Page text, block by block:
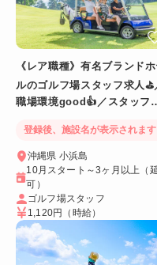
《レア職種》有名ブランド
ルのゴルフ場スタッフ求人⛳
職場環境good👍／スタッフ
登録後、施設名が表示されます
沖縄県 小浜島
10月スタート～3ヶ月以上（
可）
ゴルフ場スタッフ
1,120円
（時給）